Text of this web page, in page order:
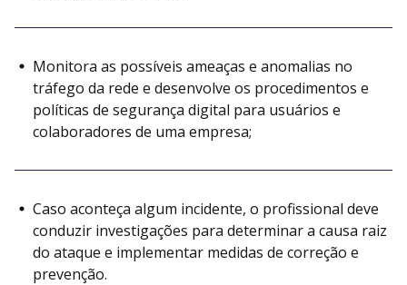
Monitora as possíveis ameaças e anomalias no
tráfego da rede e desenvolve os procedimentos e
políticas de segurança digital para usuários e
colaboradores de uma empresa;
Caso aconteça algum incidente, o profissional deve
conduzir investigações para determinar a causa raiz
do ataque e implementar medidas de correção e
prevenção.